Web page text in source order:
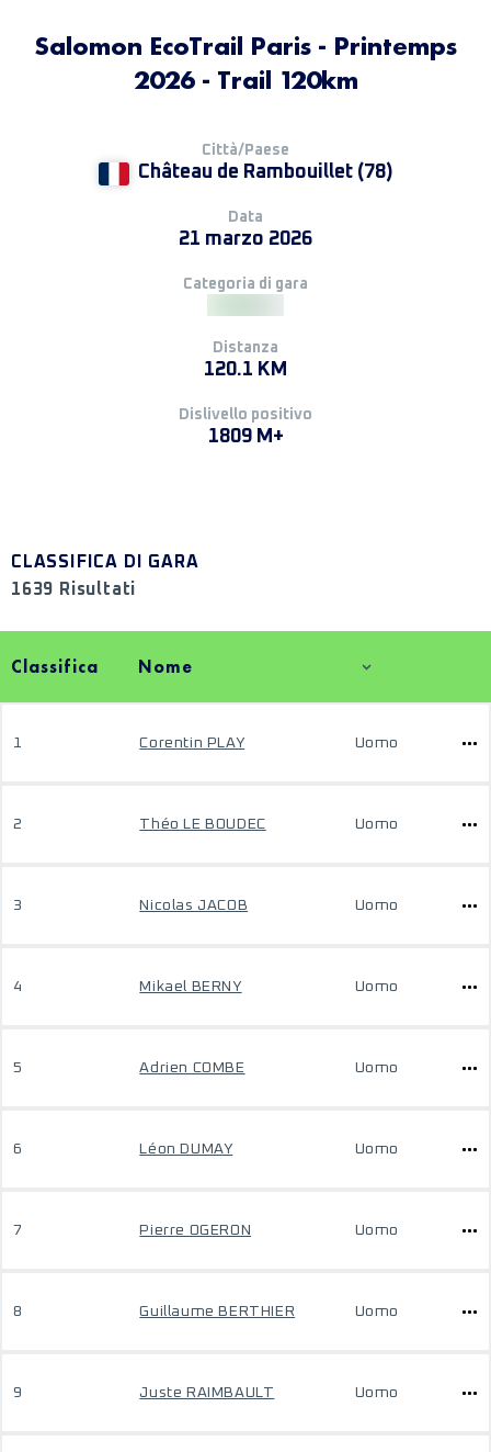
Salomon EcoTrail Paris - Printemps
2026 - Trail 120km
Città/Paese
Château de Rambouillet (78)
Data
21 marzo 2026
Categoria di gara
Distanza
120.1 KM
Dislivello positivo
1809 M+
CLASSIFICA DI GARA
1639 Risultati
Classifica Nome
1 Corentin PLAY Uomo
2 Théo LE BOUDEC Uomo
3 Nicolas JACOB Uomo
4 Mikael BERNY Uomo
5 Adrien COMBE Uomo
6 Léon DUMAY Uomo
7 Pierre OGERON Uomo
8 Guillaume BERTHIER Uomo
9 Juste RAIMBAULT Uomo